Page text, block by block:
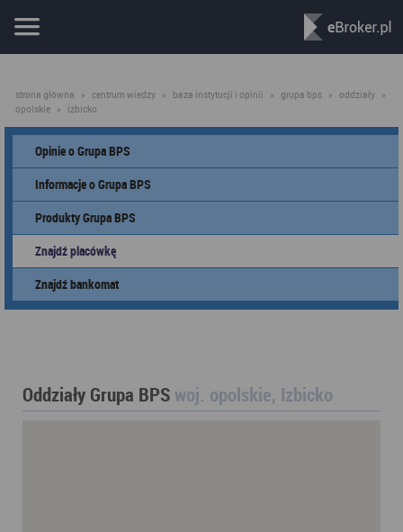
strona główna » centrum wiedzy » baza instytucji i opinii » grupa bps » oddziały »
opolskie » izbicko
Opinie o Grupa BPS
Informacje o Grupa BPS
Produkty Grupa BPS
Znajdź placówkę
Znajdź bankomat
Oddziały Grupa BPS woj. opolskie, Izbicko